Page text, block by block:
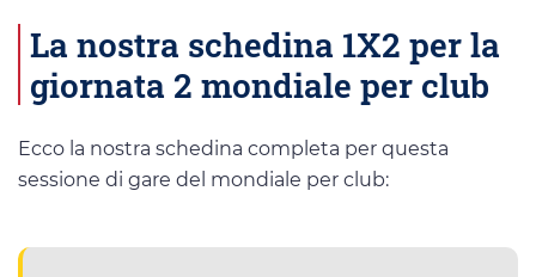
La nostra schedina 1X2 per la
giornata 2 mondiale per club
Ecco la nostra schedina completa per questa
sessione di gare del mondiale per club: